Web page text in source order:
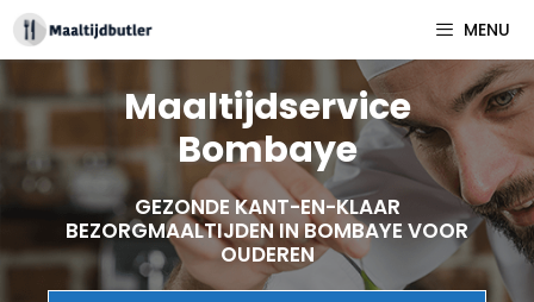
Spring
naar
inhoud
MENU
Maaltijdservice
Bombaye
GEZONDE KANT-EN-KLAAR
BEZORGMAALTIJDEN IN BOMBAYE VOOR
OUDEREN